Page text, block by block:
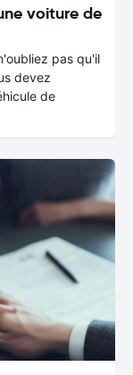
voiture de
pas qu'il
devez
de